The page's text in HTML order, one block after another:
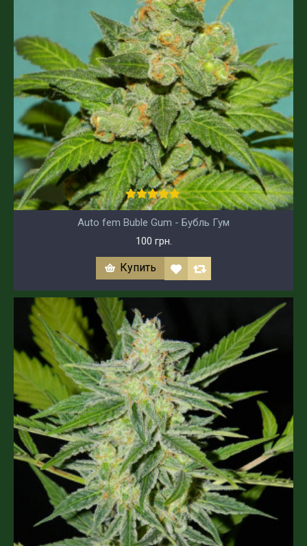
Auto fem Buble Gum - Бубль Гум
100 грн.
Купить